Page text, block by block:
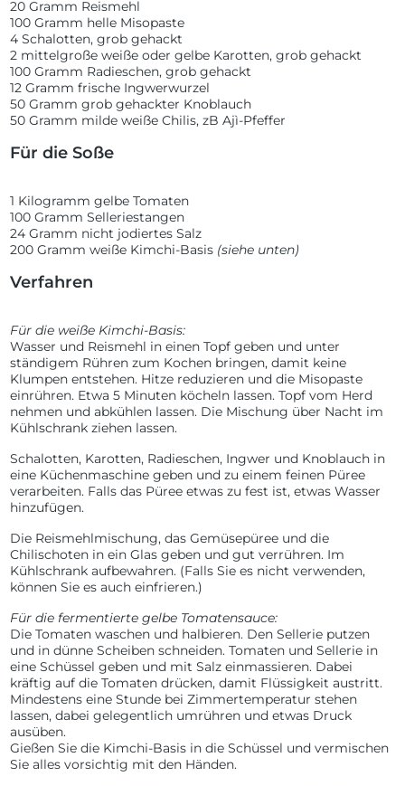
20 Gramm Reismehl
100 Gramm helle Misopaste
4 Schalotten, grob gehackt
2 mittelgroße weiße oder gelbe Karotten, grob gehackt
100 Gramm Radieschen, grob gehackt
12 Gramm frische Ingwerwurzel
50 Gramm grob gehackter Knoblauch
50 Gramm milde weiße Chilis, zB Ajì-Pfeffer
Für die Soße
1 Kilogramm gelbe Tomaten
100 Gramm Selleriestangen
24 Gramm nicht jodiertes Salz
200 Gramm weiße Kimchi-Basis (siehe unten)
Verfahren
Für die weiße Kimchi-Basis:
Wasser und Reismehl in einen Topf geben und unter
ständigem Rühren zum Kochen bringen, damit keine
Klumpen entstehen. Hitze reduzieren und die Misopaste
einrühren. Etwa 5 Minuten köcheln lassen. Topf vom Herd
nehmen und abkühlen lassen. Die Mischung über Nacht im
Kühlschrank ziehen lassen.
Schalotten, Karotten, Radieschen, Ingwer und Knoblauch in
eine Küchenmaschine geben und zu einem feinen Püree
verarbeiten. Falls das Püree etwas zu fest ist, etwas Wasser
hinzufügen.
Die Reismehlmischung, das Gemüsepüree und die
Chilischoten in ein Glas geben und gut verrühren. Im
Kühlschrank aufbewahren. (Falls Sie es nicht verwenden,
können Sie es auch einfrieren.)
Für die fermentierte gelbe Tomatensauce:
Die Tomaten waschen und halbieren. Den Sellerie putzen
und in dünne Scheiben schneiden. Tomaten und Sellerie in
eine Schüssel geben und mit Salz einmassieren. Dabei
kräftig auf die Tomaten drücken, damit Flüssigkeit austritt.
Mindestens eine Stunde bei Zimmertemperatur stehen
lassen, dabei gelegentlich umrühren und etwas Druck
ausüben.
Gießen Sie die Kimchi-Basis in die Schüssel und vermischen
Sie alles vorsichtig mit den Händen.